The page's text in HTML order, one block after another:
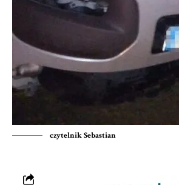
czytelnik Sebastian